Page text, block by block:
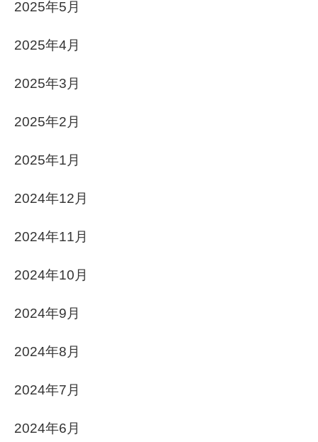
2025年5月
2025年4月
2025年3月
2025年2月
2025年1月
2024年12月
2024年11月
2024年10月
2024年9月
2024年8月
2024年7月
2024年6月